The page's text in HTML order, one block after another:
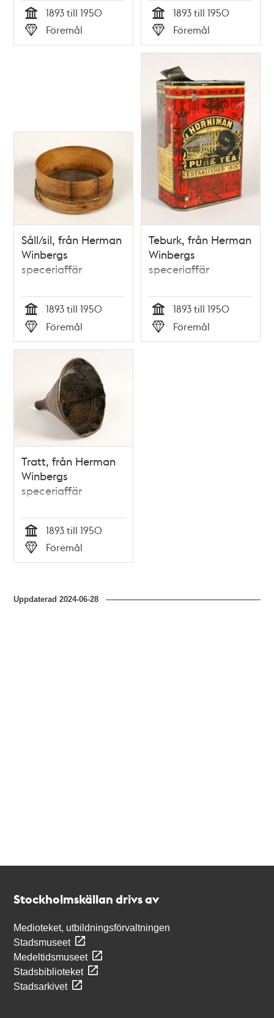
Tid
1893 till 1950
Typ
Föremål Tid
1893 till 1950
Typ
Föremål
Såll/sil, från Herman
Winbergs
speceriaffär
Tid
1893 till 1950
Typ
Föremål
Teburk, från Herman
Winbergs
speceriaffär
Tid
1893 till 1950
Typ
Föremål
Tratt, från Herman
Winbergs
speceriaffär
Tid
1893 till 1950
Typ
Föremål
Uppdaterad2024-06-28
Stockholmskällan drivs av
Medioteket, utbildningsförvaltningen
Stadsmuseet
Medeltidsmuseet
Stadsbiblioteket
Stadsarkivet